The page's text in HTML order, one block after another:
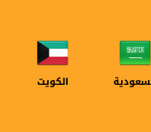
الكويت